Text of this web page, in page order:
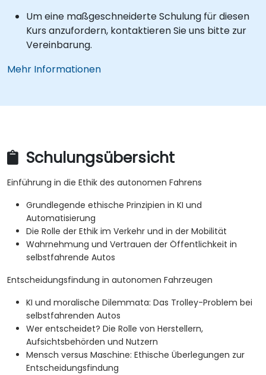
Um eine maßgeschneiderte Schulung für diesen
Kurs anzufordern, kontaktieren Sie uns bitte zur
Vereinbarung.
Mehr Informationen
Schulungsübersicht
Einführung in die Ethik des autonomen Fahrens
Grundlegende ethische Prinzipien in KI und
Automatisierung
Die Rolle der Ethik im Verkehr und in der Mobilität
Wahrnehmung und Vertrauen der Öffentlichkeit in
selbstfahrende Autos
Entscheidungsfindung in autonomen Fahrzeugen
KI und moralische Dilemmata: Das Trolley-Problem bei
selbstfahrenden Autos
Wer entscheidet? Die Rolle von Herstellern,
Aufsichtsbehörden und Nutzern
Mensch versus Maschine: Ethische Überlegungen zur
Entscheidungsfindung